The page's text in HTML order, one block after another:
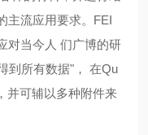
主流应用要求。FEI
对当今人 们广博的研
到所有数据"， 在Qu
并可辅以多种附件来